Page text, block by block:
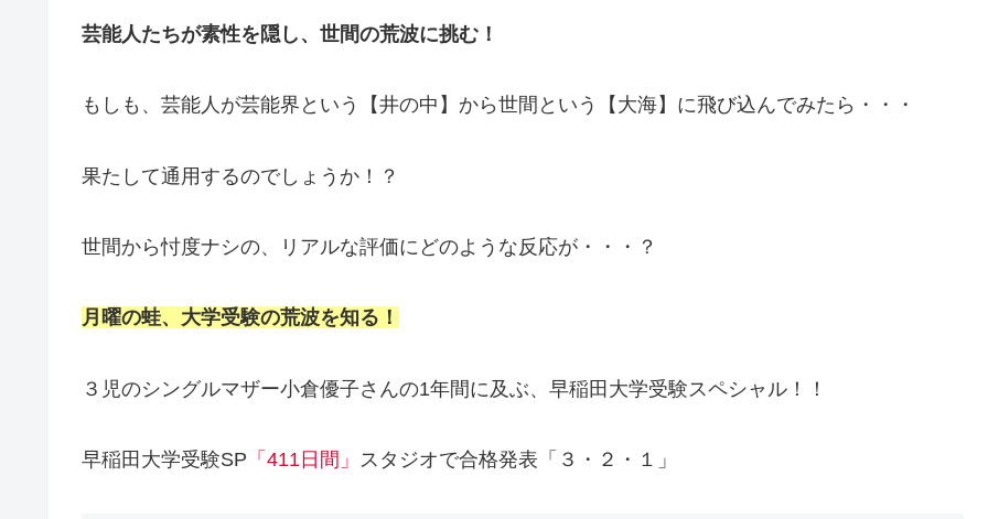
芸能人たちが素性を隠し、世間の荒波に挑む！
もしも、芸能人が芸能界という【井の中】から世間という【大海】に飛び込んでみたら・・・
果たして通用するのでしょうか！？
世間から忖度ナシの、リアルな評価にどのような反応が・・・？
月曜の蛙、大学受験の荒波を知る！
３児のシングルマザー小倉優子さんの1年間に及ぶ、早稲田大学受験スペシャル！！
早稲田大学受験SP 「411日間」 スタジオで合格発表「３・２・１」